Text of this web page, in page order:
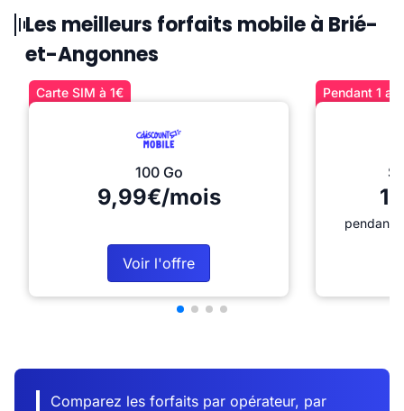
Les meilleurs forfaits mobile à Brié-
et-Angonnes
Carte SIM à 1€
100 Go
9,99€/mois
Voir l'offre
Pendant 1
pendant
Comparez les forfaits par opérateur, par